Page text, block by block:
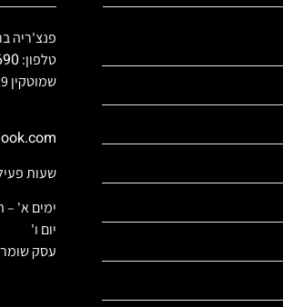
פנצ'ריה
טלפון:
שמוטקין 29, ראשון לציון
שעות
ימים א' – ה'
יום ו' 8:00 –
עסק